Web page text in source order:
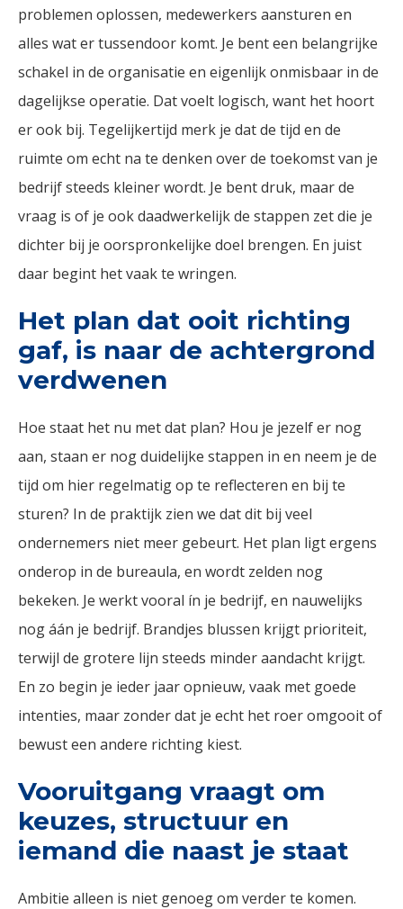
problemen oplossen, medewerkers aansturen en
alles wat er tussendoor komt. Je bent een belangrijke
schakel in de organisatie en eigenlijk onmisbaar in de
dagelijkse operatie. Dat voelt logisch, want het hoort
er ook bij. Tegelijkertijd merk je dat de tijd en de
ruimte om echt na te denken over de toekomst van je
bedrijf steeds kleiner wordt. Je bent druk, maar de
vraag is of je ook daadwerkelijk de stappen zet die je
dichter bij je oorspronkelijke doel brengen. En juist
daar begint het vaak te wringen.
Het plan dat ooit richting
gaf, is naar de achtergrond
verdwenen
Hoe staat het nu met dat plan? Hou je jezelf er nog
aan, staan er nog duidelijke stappen in en neem je de
tijd om hier regelmatig op te reflecteren en bij te
sturen? In de praktijk zien we dat dit bij veel
ondernemers niet meer gebeurt. Het plan ligt ergens
onderop in de bureaula, en wordt zelden nog
bekeken. Je werkt vooral ín je bedrijf, en nauwelijks
nog áán je bedrijf. Brandjes blussen krijgt prioriteit,
terwijl de grotere lijn steeds minder aandacht krijgt.
En zo begin je ieder jaar opnieuw, vaak met goede
intenties, maar zonder dat je echt het roer omgooit of
bewust een andere richting kiest.
Vooruitgang vraagt om
keuzes, structuur en
iemand die naast je staat
Ambitie alleen is niet genoeg om verder te komen.